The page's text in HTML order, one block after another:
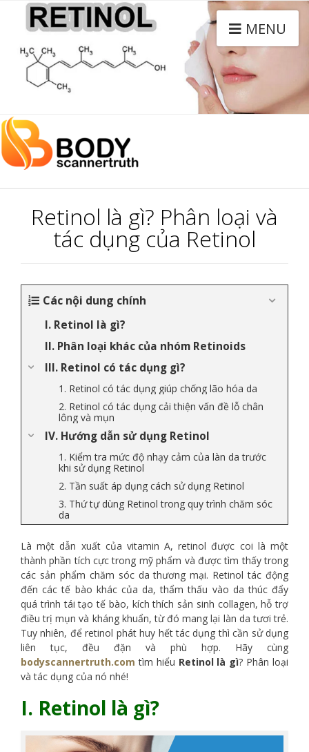
MENU
Retinol là gì? Phân loại và
tác dụng của Retinol
Các nội dung chính
I. Retinol là gì?
II. Phân loại khác của nhóm Retinoids
III. Retinol có tác dụng gì?
1. Retinol có tác dụng giúp chống lão hóa da
2. Retinol có tác dụng cải thiện vấn đề lỗ chân
lông và mụn
IV. Hướng dẫn sử dụng Retinol
1. Kiểm tra mức độ nhạy cảm của làn da trước
khi sử dụng Retinol
2. Tần suất áp dụng cách sử dụng Retinol
3. Thứ tự dùng Retinol trong quy trình chăm sóc
da
Là một dẫn xuất của vitamin A, retinol được coi là một
thành phần tích cực trong mỹ phẩm và được tìm thấy trong
các sản phẩm chăm sóc da thương mại. Retinol tác động
đến các tế bào khác của da, thẩm thấu vào da thúc đẩy
quá trình tái tạo tế bào, kích thích sản sinh collagen, hỗ trợ
điều trị mụn và kháng khuẩn, từ đó mang lại làn da tươi trẻ.
Tuy nhiên, để retinol phát huy hết tác dụng thì cần sử dụng
liên tục, đều đặn và phù hợp. Hãy cùng
bodyscannertruth.com tìm hiểu Retinol là gì? Phân loại
và tác dụng của nó nhé!
I. Retinol là gì?